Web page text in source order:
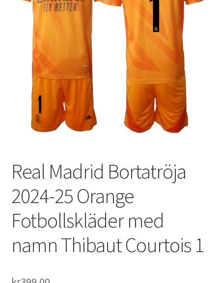
Storleksguiden
Varukorg
Real Madrid Bortatröja
2024-25 Orange
Fotbollskläder med
namn Thibaut Courtois 1